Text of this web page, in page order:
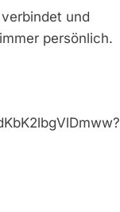
und
persönlich.